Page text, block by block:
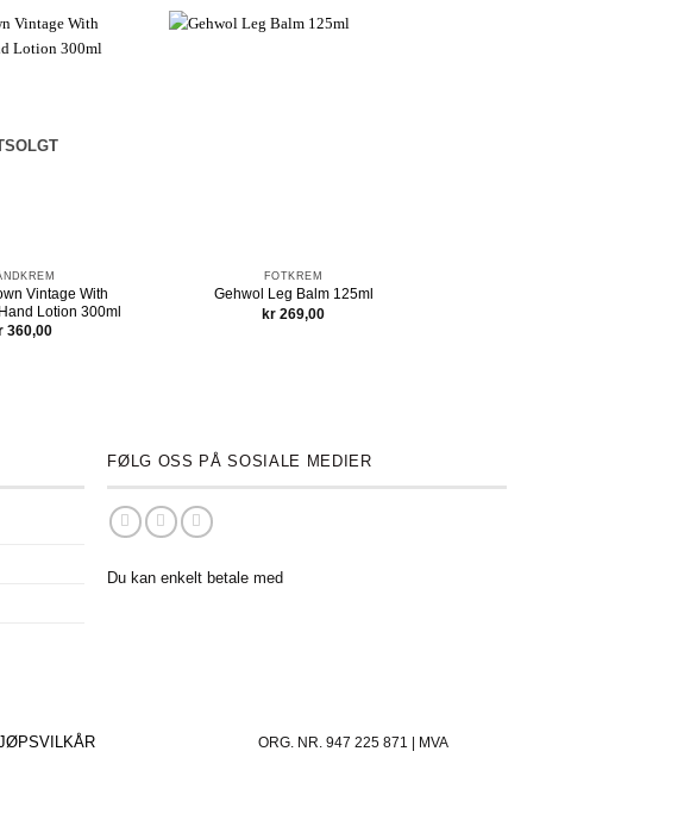
Vintage With
Lotion 300ml
360,00
FOTKREM
Gehwol Leg Balm 125ml
kr 269,00
FØLG OSS PÅ SOSIALE MEDIER
Du kan enkelt betale med
ORG. NR. 947 225 871 | MVA